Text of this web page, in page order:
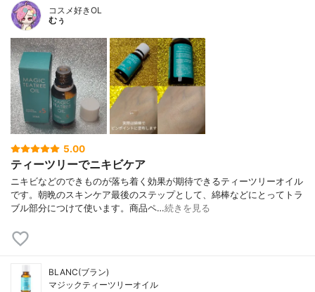
コスメ好きOL
むぅ
5.00
ティーツリーでニキビケア
ニキビなどのできものが落ち着く効果が期待できるティーツリーオイル
です。朝晩のスキンケア最後のステップとして、綿棒などにとってトラ
ブル部分につけて使います。商品ペ…続きを見る
BLANC(ブラン)
マジックティーツリーオイル